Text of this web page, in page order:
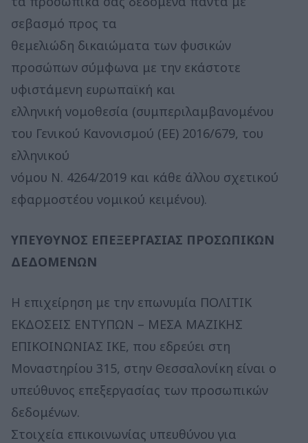
σεβασμό προς τα
θεμελιώδη δικαιώματα των φυσικών
προσώπων σύμφωνα με την εκάστοτε
υφιστάμενη ευρωπαϊκή και
ελληνική νομοθεσία (συμπεριλαμβανομένου
του Γενικού Κανονισμού (ΕΕ) 2016/679, του
ελληνικού
νόμου Ν. 4264/2019 και κάθε άλλου σχετικού
εφαρμοστέου νομικού κειμένου).
ΥΠΕΥΘΥΝΟΣ ΕΠΕΞΕΡΓΑΣΙΑΣ ΠΡΟΣΩΠΙΚΩΝ
ΔΕΔΟΜΕΝΩΝ
Η επιχείρηση με την επωνυμία ΠΟΛΙΤΙΚ
ΕΚΔΟΣΕΙΣ ΕΝΤΥΠΩΝ – ΜΕΣΑ ΜΑΖΙΚΗΣ
ΕΠΙΚΟΙΝΩΝΙΑΣ ΙΚΕ, που εδρεύει στη
Μοναστηρίου 315, στην Θεσσαλονίκη είναι ο
υπεύθυνος επεξεργασίας των προσωπικών
δεδομένων.
Στοιχεία επικοινωνίας υπευθύνου για